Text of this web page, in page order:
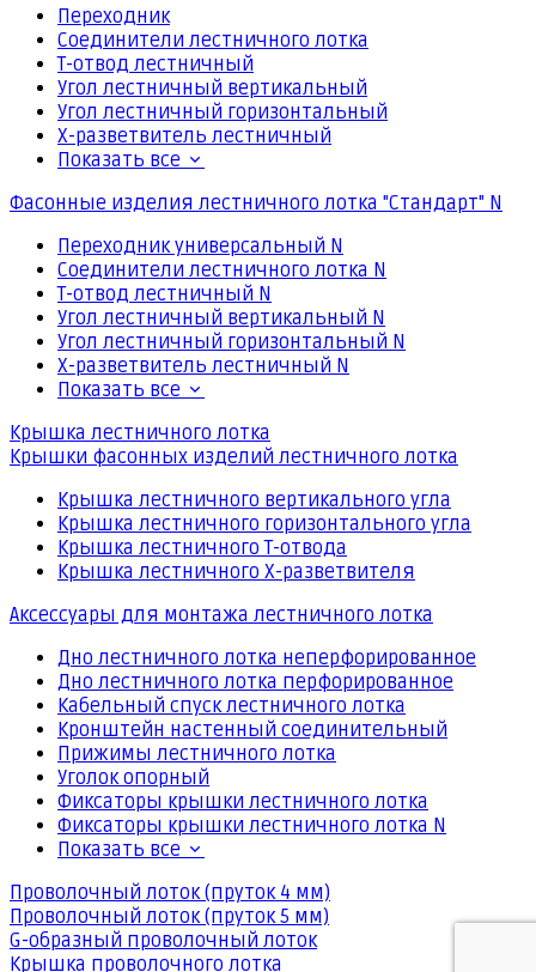
Переходник
Соединители лестничного лотка
Т-отвод лестничный
Угол лестничный вертикальный
Угол лестничный горизонтальный
Х-разветвитель лестничный
Показать все
Фасонные изделия лестничного лотка "Стандарт" N
Переходник универсальный N
Соединители лестничного лотка N
Т-отвод лестничный N
Угол лестничный вертикальный N
Угол лестничный горизонтальный N
Х-разветвитель лестничный N
Показать все
Крышка лестничного лотка
Крышки фасонных изделий лестничного лотка
Крышка лестничного вертикального угла
Крышка лестничного горизонтального угла
Крышка лестничного Т-отвода
Крышка лестничного Х-разветвителя
Аксессуары для монтажа лестничного лотка
Дно лестничного лотка неперфорированное
Дно лестничного лотка перфорированное
Кабельный спуск лестничного лотка
Кронштейн настенный соединительный
Прижимы лестничного лотка
Уголок опорный
Фиксаторы крышки лестничного лотка
Фиксаторы крышки лестничного лотка N
Показать все
Проволочный лоток (пруток 4 мм)
Проволочный лоток (пруток 5 мм)
G-образный проволочный лоток
Крышка проволочного лотка